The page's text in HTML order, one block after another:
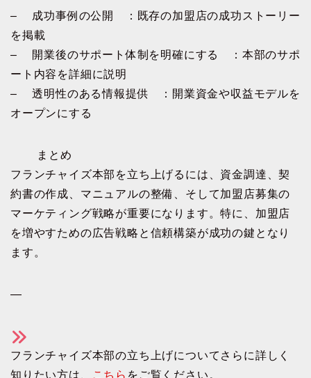
– 成功事例の公開 ：既存の加盟店の成功ストーリー
を掲載
– 開業後のサポート体制を明確にする ：本部のサポ
ート内容を詳細に説明
– 透明性のある情報提供 ：開業資金や収益モデルを
オープンにする
まとめ
フランチャイズ本部を立ち上げるには、資金調達、契
約書の作成、マニュアルの整備、そして加盟店募集の
マーケティング戦略が重要になります。特に、加盟店
を増やすための広告戦略と信頼構築が成功の鍵となり
ます。
—
フランチャイズ本部の立ち上げについてさらに詳しく
知りたい方は、
こちら をご覧ください。